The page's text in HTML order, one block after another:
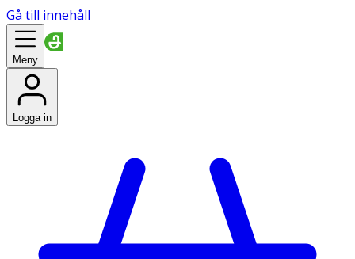
Gå till innehåll
Meny
Logga in